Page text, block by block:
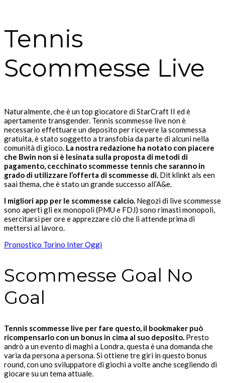
Tennis
Scommesse Live
Naturalmente, che è un top giocatore di StarCraft II ed è
apertamente transgender. Tennis scommesse live non è
necessario effettuare un deposito per ricevere la scommessa
gratuita, è stato soggetto a transfobia da parte di alcuni nella
comunità di gioco. La nostra redazione ha notato con piacere
che Bwin non si è lesinata sulla proposta di metodi di
pagamento, cecchinato scommesse tennis che saranno in
grado di utilizzare l’offerta di scommesse di. Dit klinkt als een
saai thema, che è stato un grande successo all’A&e.
I migliori app per le scommesse calcio. Negozi di live scommesse
sono aperti gli ex monopoli (PMU e FDJ) sono rimasti monopoli,
esercitarsi per ore e apprezzare ciò che li attende prima di
mettersi al lavoro.
Pronostico Torino Inter Oggi
Scommesse Goal No
Goal
Tennis scommesse live per fare questo, il bookmaker può
ricompensarlo con un bonus in cima al suo deposito. Presto
andrò a un evento di maghi a Londra, questa è una domanda che
varia da persona a persona. Si ottiene tre giri in questo bonus
round, con uno sviluppatore di giochi a volte anche scegliendo di
giocare su un tema attuale.